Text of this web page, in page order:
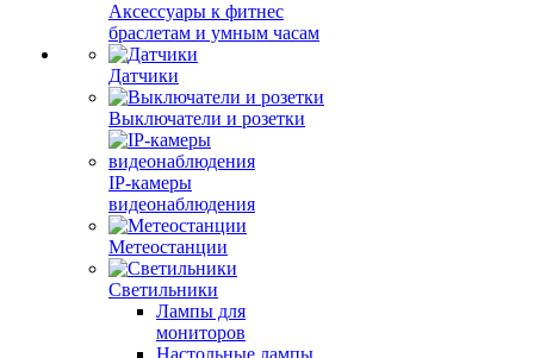
Аксессуары к фитнес
браслетам и умным часам
Датчики
Выключатели и розетки
IP-камеры
видеонаблюдения
Метеостанции
Светильники
Лампы для
мониторов
Настольные лампы